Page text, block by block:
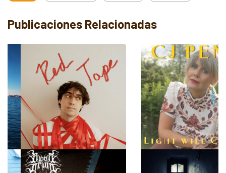
Publicaciones Relacionadas